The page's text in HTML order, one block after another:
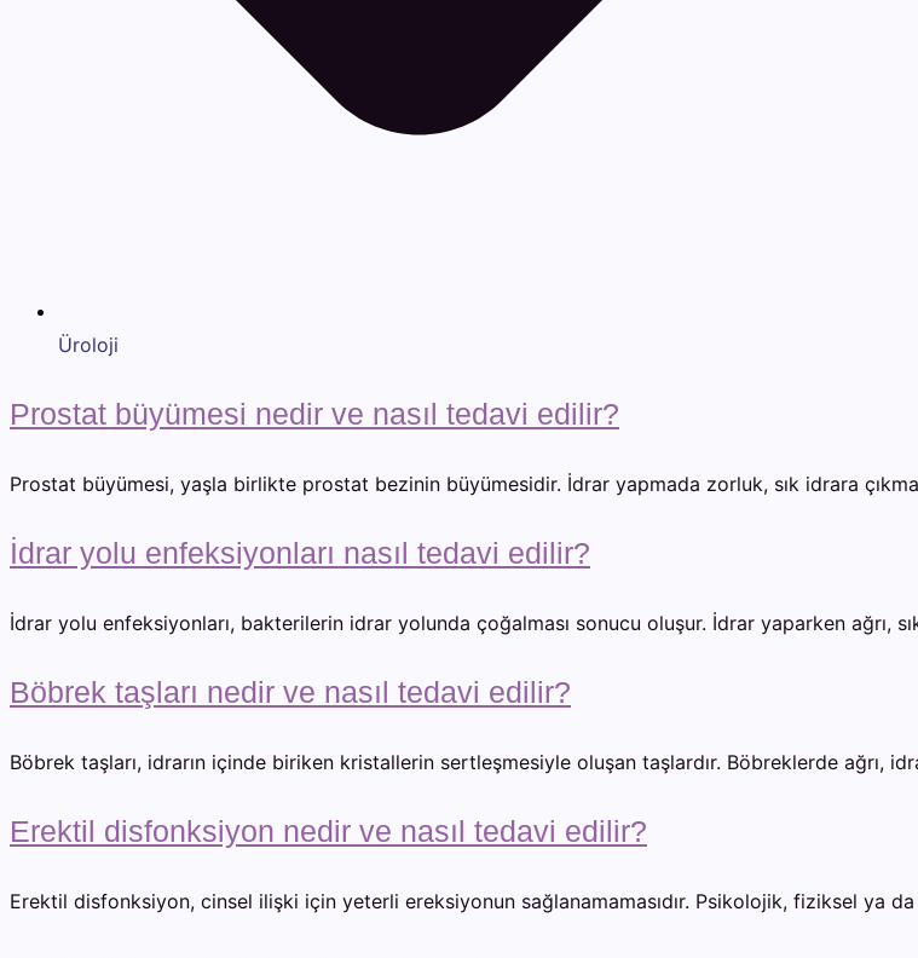
Üroloji
Prostat büyümesi nedir ve nasıl tedavi edilir?
Prostat büyümesi, yaşla birlikte prostat bezinin büyümesidir. İdrar yapmada zorluk, sık idrara
İdrar yolu enfeksiyonları nasıl tedavi edilir?
İdrar yolu enfeksiyonları, bakterilerin idrar yolunda çoğalması sonucu oluşur. İdrar yaparken ağrı,
Böbrek taşları nedir ve nasıl tedavi edilir?
Böbrek taşları, idrarın içinde biriken kristallerin sertleşmesiyle oluşan taşlardır. Böbreklerde ağrı,
Erektil disfonksiyon nedir ve nasıl tedavi edilir?
Erektil disfonksiyon, cinsel ilişki için yeterli ereksiyonun sağlanamamasıdır. Psikolojik, fiziksel ya